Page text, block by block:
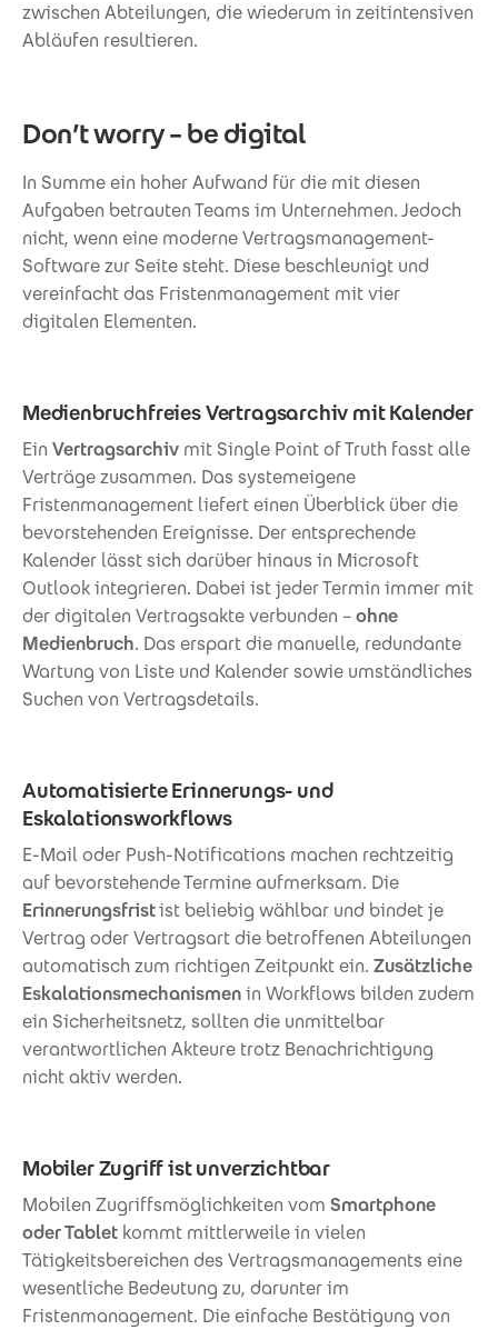
zwischen Abteilungen, die wiederum in zeitintensiven
Abläufen resultieren.
Don’t worry – be digital
In Summe ein hoher Aufwand für die mit diesen
Aufgaben betrauten Teams im Unternehmen. Jedoch
nicht, wenn eine moderne Vertragsmanagement-
Software zur Seite steht. Diese beschleunigt und
vereinfacht das Fristenmanagement mit vier
digitalen Elementen.
Medienbruchfreies Vertragsarchiv mit Kalender
Ein Vertragsarchiv mit Single Point of Truth fasst alle
Verträge zusammen. Das systemeigene
Fristenmanagement liefert einen Überblick über die
bevorstehenden Ereignisse. Der entsprechende
Kalender lässt sich darüber hinaus in Microsoft
Outlook integrieren. Dabei ist jeder Termin immer mit
der digitalen Vertragsakte verbunden –ohne
Medienbruch. Das erspart die manuelle, redundante
Wartung von Liste und Kalender sowie umständliches
Suchen von Vertragsdetails.
Automatisierte Erinnerungs- und
Eskalationsworkflows
E-Mail oder Push-Notifications machen rechtzeitig
auf bevorstehende Termine aufmerksam. Die
Erinnerungsfristist beliebig wählbar und bindet je
Vertrag oder Vertragsart die betroffenen Abteilungen
automatisch zum richtigen Zeitpunkt ein. Zusätzliche
Eskalationsmechanismenin Workflows bilden zudem
ein Sicherheitsnetz, sollten die unmittelbar
verantwortlichen Akteure trotz Benachrichtigung
nicht aktiv werden.
Mobiler Zugriff ist unverzichtbar
Mobilen Zugriffsmöglichkeiten vom Smartphone
oder Tablet kommt mittlerweile in vielen
Tätigkeitsbereichen des Vertragsmanagements eine
wesentliche Bedeutung zu, darunter im
Fristenmanagement. Die einfache Bestätigung von